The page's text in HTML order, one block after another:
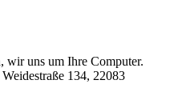
wir uns um Ihre Computer.
134, 22083